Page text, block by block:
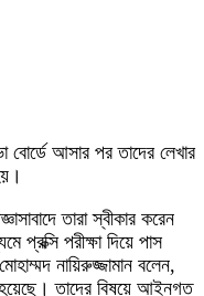
বোর্ডে আসার পর তাদের লেখার
তারা স্বীকার করেন
প্রক্সি পরীক্ষা দিয়ে পাস
নায়িরুজ্জামান বলেন,
হয়েছে। তাদের বিষয়ে আইনগত